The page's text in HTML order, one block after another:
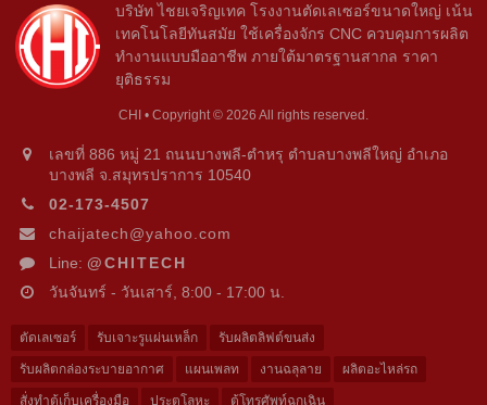
บริษัท ไชยเจริญเทค โรงงานตัดเลเซอร์ขนาดใหญ่ เน้น
เทคโนโลยีทันสมัย ใช้เครื่องจักร CNC ควบคุมการผลิต
ทำงานแบบมืออาชีพ ภายใต้มาตรฐานสากล ราคา
ยุติธรรม
CHI • Copyright © 2026 All rights reserved.
เลขที่ 886 หมู่ 21 ถนนบางพลี-ตำหรุ ตำบลบางพลีใหญ่ อำเภอ
บางพลี จ.สมุทรปราการ 10540
02-173-4507
chaijatech@yahoo.com
Line: @CHITECH
วันจันทร์ - วันเสาร์, 8:00 - 17:00 น.
ตัดเลเซอร์ รับเจาะรูแผ่นเหล็ก รับผลิตลิฟต์ขนส่ง
รับผลิตกล่องระบายอากาศ แผนเพลท งานฉลุลาย ผลิตอะไหล่รถ
สั่งทำตู้เก็บเครื่องมือ ประตูโลหะ ตู้โทรศัพท์ฉุกเฉิน